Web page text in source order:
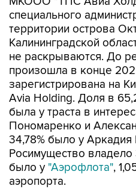
специального
территории острова
Калининградской
не раскрываются. До
произошла в конце
зарегистрирована на
Avia Holding. Доля в
была у траста в
Пономаренко и
34,78% было у Аркадия
Росимущество
было у "Аэрофлота",
аэропорта.